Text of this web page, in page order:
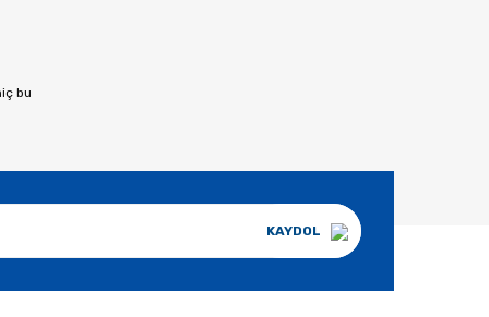
bu
KAYDOL